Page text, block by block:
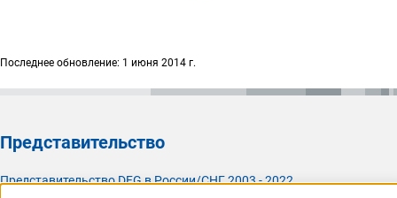
Последнее обновление: 1 июня 2014 г.
Представительство
Представительство DFG в России/СНГ 2003 - 2022